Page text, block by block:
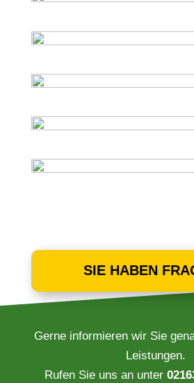
SIE HABEN
Gerne informieren wir Sie
Leistungen.
Rufen Sie uns an unter